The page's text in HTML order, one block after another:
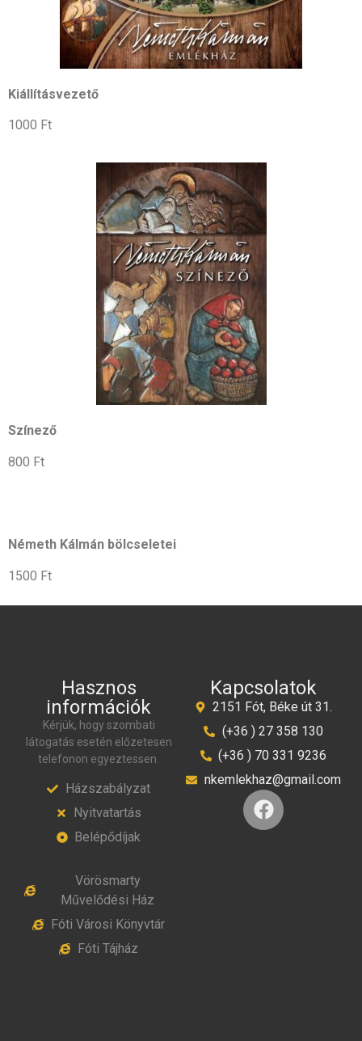
Kiállításvezető
1000 Ft
Színező
800 Ft
Németh Kálmán bölcseletei
1500 Ft
Hasznos
információk
Kérjük, hogy szombati
látogatás esetén előzetesen
telefonon egyeztessen.
Házszabályzat
Nyitvatartás
Belépődíjak
Vörösmarty
Művelődési Ház
Fóti Városi Könyvtár
Fóti Tájház
Kapcsolatok
2151 Fót, Béke út 31.
(+36 ) 27 358 130
(+36 ) 70 331 9236
nkemlekhaz@gmail.com